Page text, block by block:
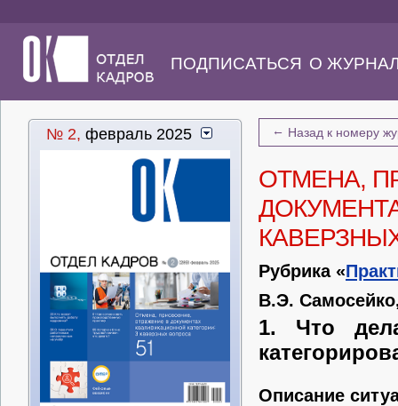
ПОДПИСАТЬСЯ О
№ 2, февраль 2025 ← Назад к номеру
ОТМЕНА,
Рубрика «
В.Э.
1. Что
Описание